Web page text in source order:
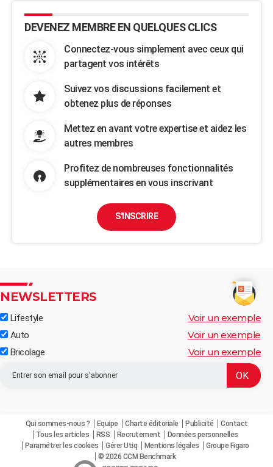
DEVENEZ MEMBRE EN QUELQUES CLICS
Connectez-vous simplement avec ceux qui
partagent vos intérêts
Suivez vos discussions facilement et
obtenez plus de réponses
Mettez en avant votre expertise et aidez les
autres membres
Profitez de nombreuses fonctionnalités
supplémentaires en vous inscrivant
S'INSCRIRE
NEWSLETTERS
Lifestyle Voir un exemple
Auto Voir un exemple
Bricolage Voir un exemple
Qui sommes-nous ? Equipe Charte éditoriale Publicité
Contact
Tous les articles
RSS Recrutement
Données personnelles
Paramétrer les cookies
Gérer Utiq Mentions légales
Groupe Figaro
© 2026 CCM Benchmark